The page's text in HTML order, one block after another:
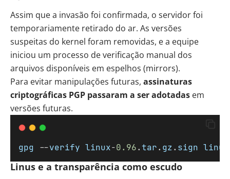
Assim que a invasão foi confirmada, o servidor foi
temporariamente retirado do ar. As versões
suspeitas do kernel foram removidas, e a equipe
iniciou um processo de verificação manual dos
arquivos disponíveis em espelhos (mirrors).
Para evitar manipulações futuras, assinaturas
criptográficas PGP passaram a ser adotadas em
versões futuras.
gpg --verify linux-0.96.tar. gz. sign linux
Linus e a transparência como escudo